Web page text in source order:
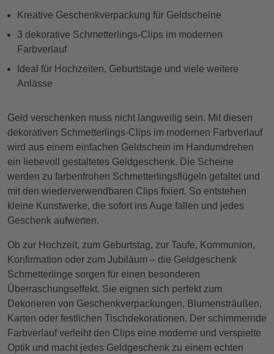
Kreative Geschenkverpackung für Geldscheine
3 dekorative Schmetterlings-Clips im modernen
Farbverlauf
Ideal für Hochzeiten, Geburtstage und viele weitere
Anlässe
Geld verschenken muss nicht langweilig sein. Mit diesen
dekorativen Schmetterlings-Clips im modernen Farbverlauf
wird aus einem einfachen Geldschein im Handumdrehen
ein liebevoll gestaltetes Geldgeschenk. Die Scheine
werden zu farbenfrohen Schmetterlingsflügeln gefaltet und
mit den wiederverwendbaren Clips fixiert. So entstehen
kleine Kunstwerke, die sofort ins Auge fallen und jedes
Geschenk aufwerten.
Ob zur Hochzeit, zum Geburtstag, zur Taufe, Kommunion,
Konfirmation oder zum Jubiläum – die Geldgeschenk
Schmetterlinge sorgen für einen besonderen
Überraschungseffekt. Sie eignen sich perfekt zum
Dekorieren von Geschenkverpackungen, Blumensträußen,
Karten oder festlichen Tischdekorationen. Der schimmernde
Farbverlauf verleiht den Clips eine moderne und verspielte
Optik und macht jedes Geldgeschenk zu einem echten